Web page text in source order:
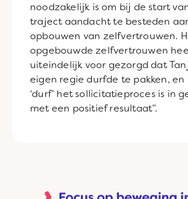
noodzakelijk is om bij de start
traject aandacht te besteden
opbouwen van zelfvertrouwen.
opgebouwde zelfvertrouwen
uiteindelijk voor gezorgd dat
eigen regie durfde te pakken,
‘durf’ het sollicitatieproces is in
met een positief resultaat”.